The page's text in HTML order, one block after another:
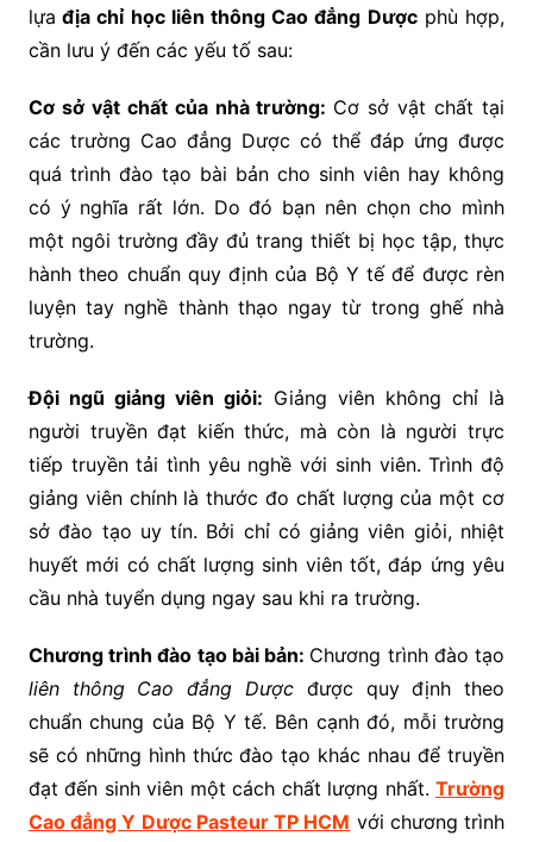
lựa địa chỉ học liên thông Cao đẳng Dượcphù hợp,
cần lưu ý đến các yếu tố sau:
Cơ sở vật chất của nhà trường: Cơ sở vật chất tại
các trường Cao đẳng Dược có thể đáp ứng được
quá trình đào tạo bài bản cho sinh viên hay không
có ý nghĩa rất lớn. Do đó bạn nên chọn cho mình
một ngôi trường đầy đủ trang thiết bị học tập, thực
hành theo chuẩn quy định của Bộ Y tế để được rèn
luyện tay nghề thành thạo ngay từ trong ghế nhà
trường.
Đội ngũ giảng viên giỏi: Giảng viên không chỉ là
người truyền đạt kiến thức, mà còn là người trực
tiếp truyền tải tình yêu nghề với sinh viên. Trình độ
giảng viên chính là thước đo chất lượng của một cơ
sở đào tạo uy tín. Bởi chỉ có giảng viên giỏi, nhiệt
huyết mới có chất lượng sinh viên tốt, đáp ứng yêu
cầu nhà tuyển dụng ngay sau khi ra trường.
Chương trình đào tạo bài bản: Chương trình đào tạo
liên thông Cao đẳng Dược được quy định theo
chuẩn chung của Bộ Y tế. Bên cạnh đó, mỗi trường
sẽ có những hình thức đào tạo khác nhau để truyền
đạt đến sinh viên một cách chất lượng nhất.Trường
Cao đẳng Y Dược Pasteur TP HCM với chương trình